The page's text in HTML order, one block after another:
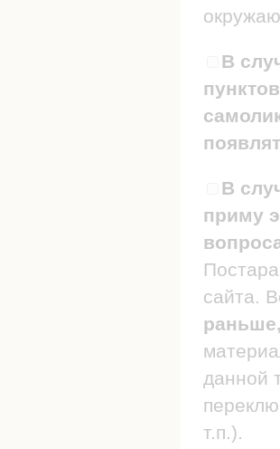
В
В
приму
сайта.
данной
т.п.).